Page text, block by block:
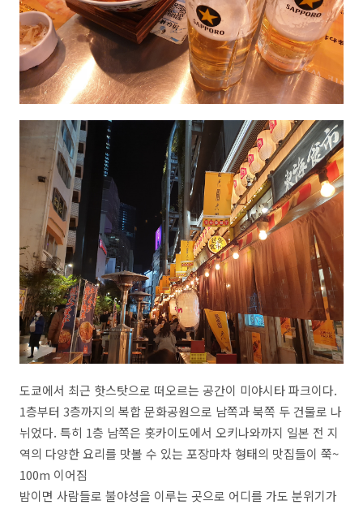
도쿄에서 최근 핫스탓으로 떠오르는 공간이 미야시타 파크이다.
1층부터 3층까지의 복합 문화공원으로 남쪽과 북쪽 두 건물로 나
뉘었다. 특히 1층 남쪽은 홋카이도에서 오키나와까지 일본 전 지
역의 다양한 요리를 맛볼 수 있는 포장마차 형태의 맛집들이 쭉~
100m 이어짐
밤이면 사람들로 불야성을 이루는 곳으로 어디를 가도 분위기가